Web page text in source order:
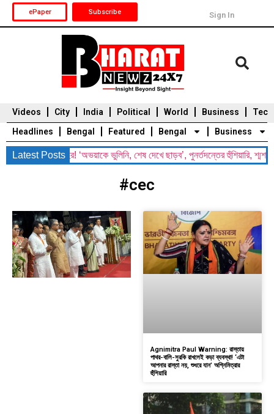
ePaper Subscribe Sign In
Videos City India Political World Business
Tech
Headlines
Bengal Featured Bengal
Durga Puja 2025
Business
Auto
Latest Posts
চোখে জল শুভেন্দুর! ‘অভয়াকে ভুলিনি, শেষ দেখে ছাড়ব’, পুনর্তদন্তের হুঁশিয়ারি,
#cec
Agnimitra Paul Warning: রাস্তায়
পাথর-বালি-সুরকি রাখলেই কড়া ব্যবস্থা! ‘এটা
আপনার রাস্তা নয়, শুধরে যান’ অগ্নিমিত্রার
হুঁশিয়ারি